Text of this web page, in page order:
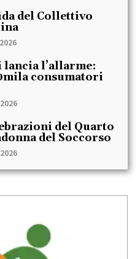
del Collettivo
l’allarme:
consumatori
del Quarto
del Soccorso